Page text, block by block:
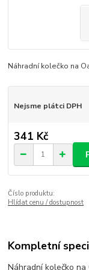
Náhradní kolečko na
Nejsme plátci DPH
341 Kč
Číslo produktu:
Hlídat cenu / dostupnost
Kompletní
Náhradní kolečko